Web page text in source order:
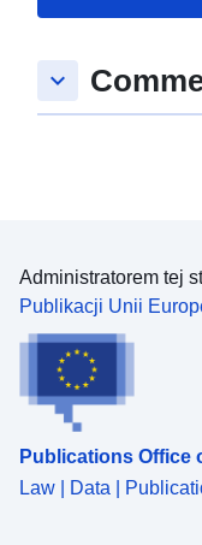
keyboard_arrow_down
Administratorem tej
Publikacji Unii
Publications Office
Law | Data |